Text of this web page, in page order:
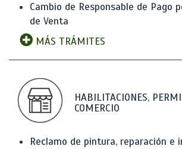
Cambio de Responsable de Pago
de Venta
MÁS TRÁMITES
HABILITACIONES,
COMERCIO
Reclamo de pintura, reparación e